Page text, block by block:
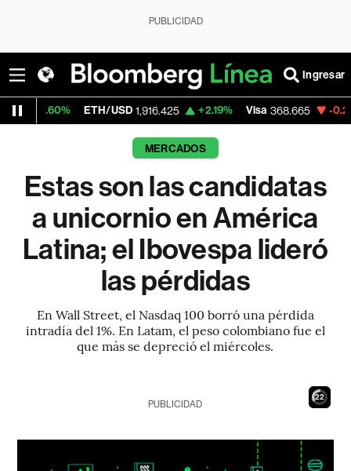
PUBLICIDAD
Ingresar
ETH/USD 1,916.425 +2.19% Visa 368.665 -0.25%
MERCADOS
Estas son las candidatas
a unicornio en América
Latina; el Ibovespa lideró
las pérdidas
En Wall Street, el Nasdaq 100 borró una pérdida
intradía del 1%. En Latam, el peso colombiano fue el
que más se depreció el miércoles.
21
PUBLICIDAD